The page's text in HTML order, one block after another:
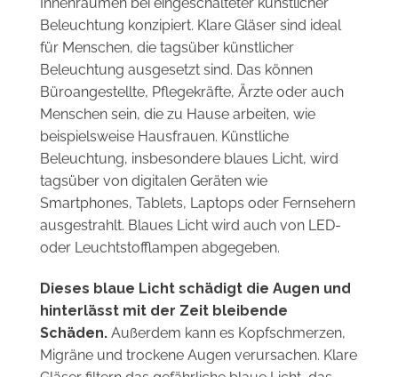
Beleuchtung konzipiert. Klare Gläser sind ideal
für Menschen, die tagsüber künstlicher
Beleuchtung ausgesetzt sind. Das können
Büroangestellte, Pflegekräfte, Ärzte oder auch
Menschen sein, die zu Hause arbeiten, wie
beispielsweise Hausfrauen. Künstliche
Beleuchtung, insbesondere blaues Licht, wird
tagsüber von digitalen Geräten wie
Smartphones, Tablets, Laptops oder Fernsehern
ausgestrahlt. Blaues Licht wird auch von LED-
oder Leuchtstofflampen abgegeben.
hinterlässt mit der Zeit bleibende
Schäden.Außerdem kann es Kopfschmerzen,
Migräne und trockene Augen verursachen. Klare
Gläser filtern das gefährliche blaue Licht, das